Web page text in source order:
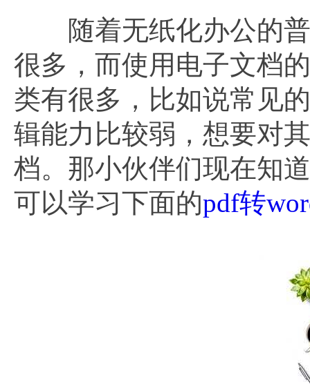
随着无纸化办公的普
很多，而使用电子文档
类有很多，比如说常见
辑能力比较弱，想要对
档。那小伙伴们现在知道
可以学习下面的pdf转